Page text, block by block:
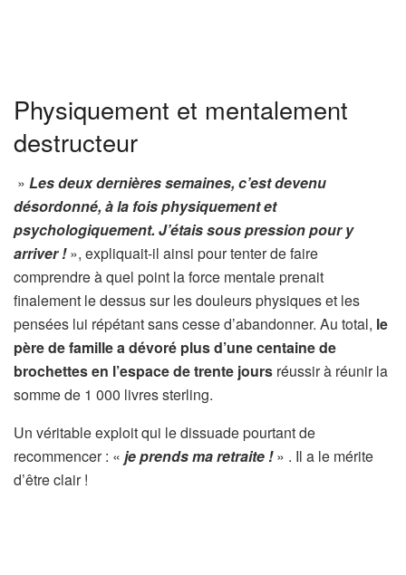
Physiquement et mentalement
destructeur
» Les deux dernières semaines, c’est devenu
désordonné, à la fois physiquement et
psychologiquement. J’étais sous pression pour y
arriver !», expliquait-il ainsi pour tenter de faire
comprendre à quel point la force mentale prenait
finalement le dessus sur les douleurs physiques et les
pensées lui répétant sans cesse d’abandonner. Au total, le
père de famille a dévoré plus d’une centaine de
brochettes en l’espace de trente jours réussir à réunir la
somme de 1 000 livres sterling.
Un véritable exploit qui le dissuade pourtant de
recommencer : « je prends ma retraite !» . Il a le mérite
d’être clair !